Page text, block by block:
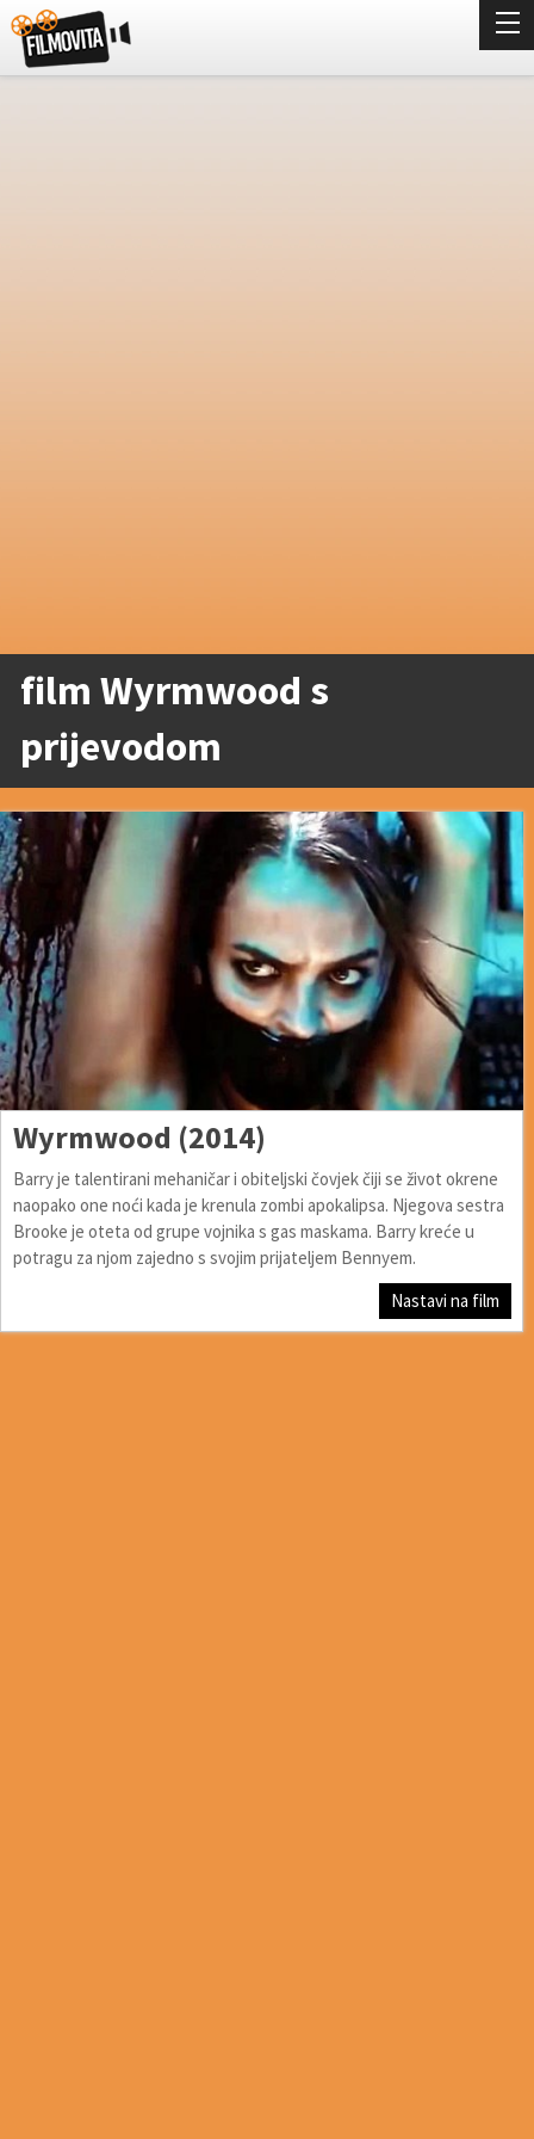
film Wyrmwood s
prijevodom
Wyrmwood (2014)
Barry je talentirani mehaničar i obiteljski čovjek čiji se život okrene
naopako one noći kada je krenula zombi apokalipsa. Njegova sestra
Brooke je oteta od grupe vojnika s gas maskama. Barry kreće u
potragu za njom zajedno s svojim prijateljem Bennyem.
Nastavi na film